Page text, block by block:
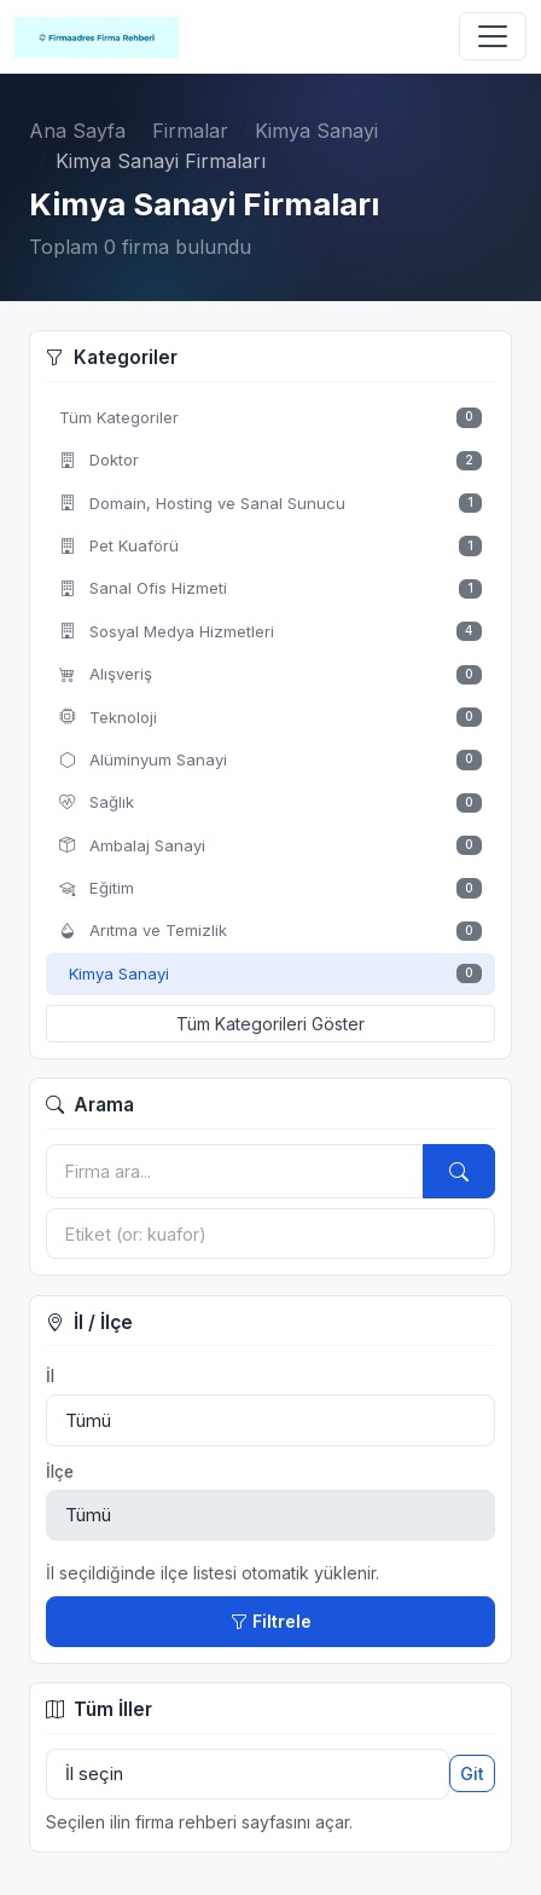
Ana Sayfa Firmalar
Kimya Sanayi
Kimya Sanayi Firmaları
Kimya Sanayi Firmaları
Toplam 0 firma bulundu
Kategoriler
Tüm Kategoriler 0
Doktor 2
Domain, Hosting ve Sanal Sunucu 1
Pet Kuaförü 1
Sanal Ofis Hizmeti 1
Sosyal Medya Hizmetleri 4
Alışveriş 0
Teknoloji 0
Alüminyum Sanayi 0
Sağlık 0
Ambalaj Sanayi 0
Eğitim 0
Arıtma ve Temizlik 0
Kimya Sanayi 0
Tüm Kategorileri Göster
Arama
İl / İlçe
İl
İlçe
İl seçildiğinde ilçe listesi otomatik yüklenir.
Filtrele
Tüm İller
Git
Seçilen ilin firma rehberi sayfasını açar.